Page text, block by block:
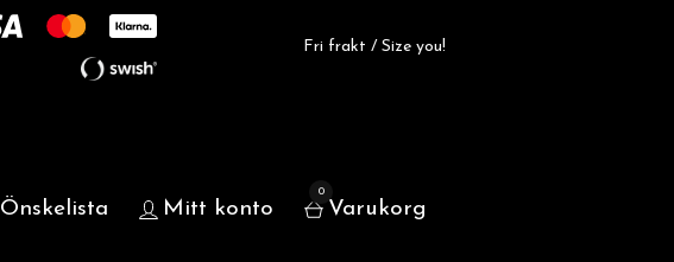
Fri frakt / Size you!
Önskelista Mitt konto
0
Varukorg